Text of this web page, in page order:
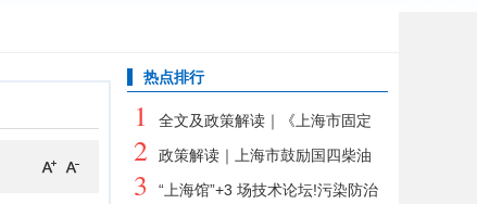
热点排行
1
全文及政策解读｜《上海市固定
污染源自动监控系统建设、联网、运
维和管理有关规定》
2
政策解读｜上海市鼓励国四柴油
车淘汰更新补贴资金管理办法
3
“上海馆”+3 场技术论坛!污染防治